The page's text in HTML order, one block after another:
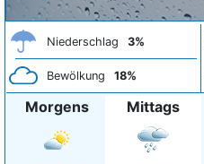
Niederschlag 3%
Bewölkung 18%
Morgens Mittags